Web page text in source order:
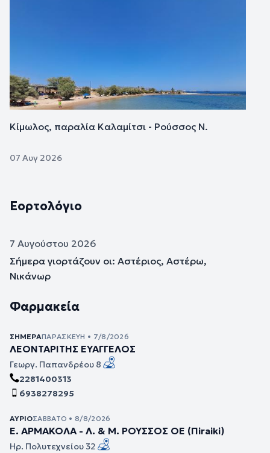
Κίμωλος, παραλία Καλαμίτσι - Ρούσσος Ν.
07 Αυγ 2026
Εορτολόγιο
7 Αυγούστου 2026
Σήμερα γιορτάζουν οι: Αστέριος, Αστέρω,
Νικάνωρ
Φαρμακεία
ΣΉΜΕΡΑΠΑΡΑΣΚΕΥΉ • 7/8/2026
ΛΕΟΝΤΑΡΙΤΗΣ ΕΥΑΓΓΕΛΟΣ
Γεωργ. Παπανδρέου 8
2281400313
6938278295
ΑΎΡΙΟΣΆΒΒΑΤΟ • 8/8/2026
Ε. ΑΡΜΑΚΟΛΑ - Λ. & Μ. ΡΟΥΣΣΟΣ ΟΕ (Πiraiki)
Ηρ. Πολυτεχνείου 32